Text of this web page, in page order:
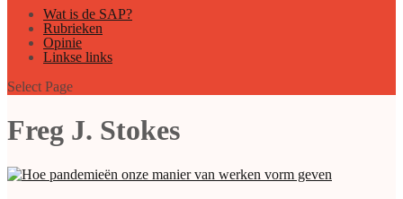
Wat is de SAP?
Rubrieken
Opinie
Linkse links
Select Page
Freg J. Stokes